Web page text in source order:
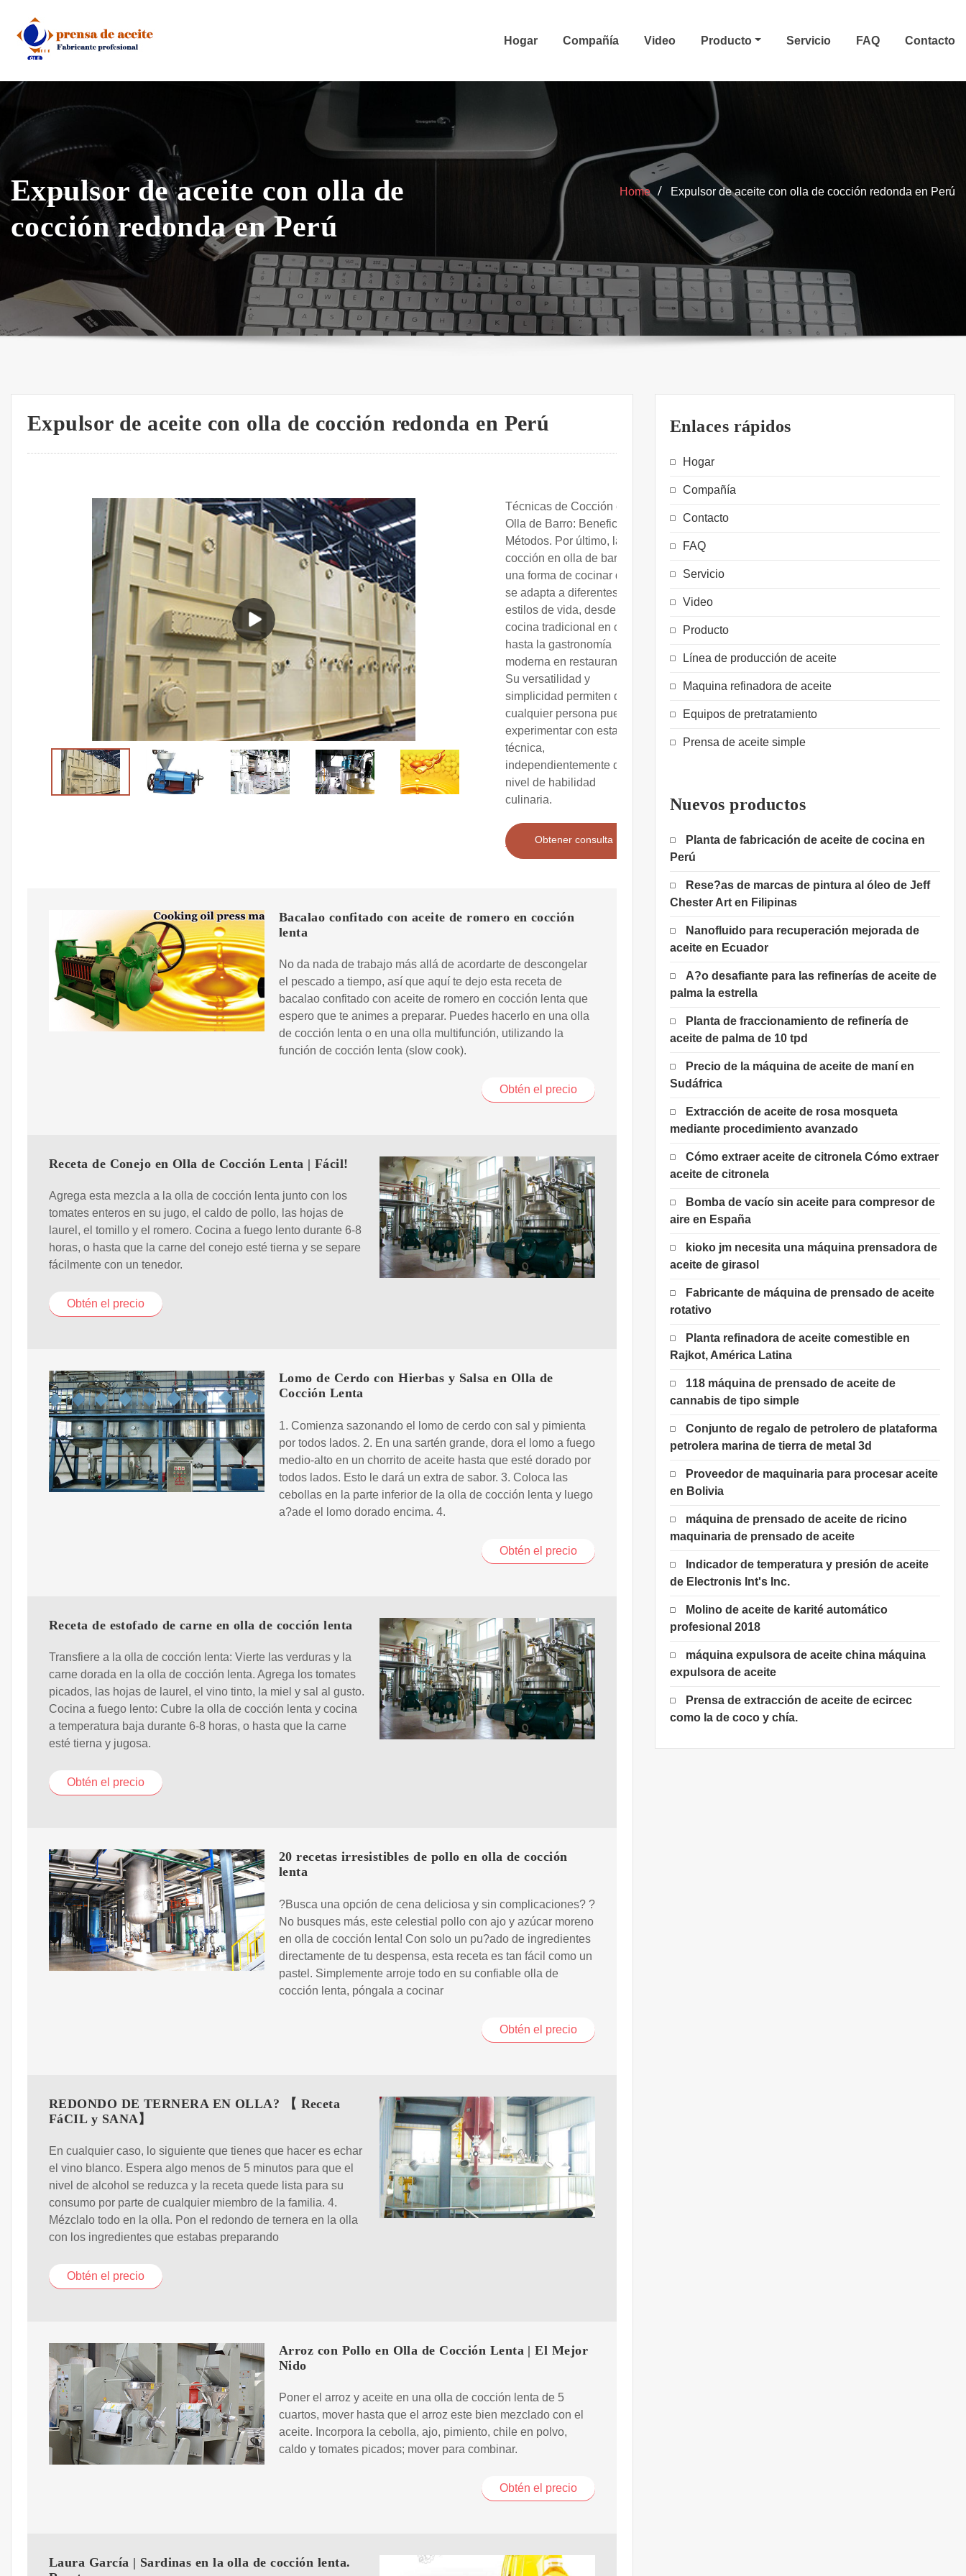
content
Hogar Compañía Video Producto Servicio FAQ Contacto
Expulsor de aceite con olla de
cocción redonda en Perú
Home Expulsor de aceite con olla de cocción redonda en Perú
Expulsor de aceite con olla de cocción redonda en Perú
Técnicas de Cocción en
Olla de Barro: Beneficios y
Métodos. Por último, la
cocción en olla de barro es
una forma de cocinar que
se adapta a diferentes
estilos de vida, desde la
cocina tradicional en casa
hasta la gastronomía
moderna en restaurantes.
Su versatilidad y
simplicidad permiten que
cualquier persona pueda
experimentar con esta
técnica,
independientemente de su
nivel de habilidad
culinaria.
Obtener consulta
Bacalao confitado con aceite de romero en cocción
lenta
No da nada de trabajo más allá de acordarte de descongelar
el pescado a tiempo, así que aquí te dejo esta receta de
bacalao confitado con aceite de romero en cocción lenta que
espero que te animes a preparar. Puedes hacerlo en una olla
de cocción lenta o en una olla multifunción, utilizando la
función de cocción lenta (slow cook).
Obtén el precio
Receta de Conejo en Olla de Cocción Lenta | Fácil!
Agrega esta mezcla a la olla de cocción lenta junto con los
tomates enteros en su jugo, el caldo de pollo, las hojas de
laurel, el tomillo y el romero. Cocina a fuego lento durante 6-8
horas, o hasta que la carne del conejo esté tierna y se separe
fácilmente con un tenedor.
Obtén el precio
Lomo de Cerdo con Hierbas y Salsa en Olla de
Cocción Lenta
1. Comienza sazonando el lomo de cerdo con sal y pimienta
por todos lados. 2. En una sartén grande, dora el lomo a fuego
medio-alto en un chorrito de aceite hasta que esté dorado por
todos lados. Esto le dará un extra de sabor. 3. Coloca las
cebollas en la parte inferior de la olla de cocción lenta y luego
a?ade el lomo dorado encima. 4.
Obtén el precio
Receta de estofado de carne en olla de cocción lenta
Transfiere a la olla de cocción lenta: Vierte las verduras y la
carne dorada en la olla de cocción lenta. Agrega los tomates
picados, las hojas de laurel, el vino tinto, la miel y sal al gusto.
Cocina a fuego lento: Cubre la olla de cocción lenta y cocina
a temperatura baja durante 6-8 horas, o hasta que la carne
esté tierna y jugosa.
Obtén el precio
20 recetas irresistibles de pollo en olla de cocción
lenta
?Busca una opción de cena deliciosa y sin complicaciones? ?
No busques más, este celestial pollo con ajo y azúcar moreno
en olla de cocción lenta! Con solo un pu?ado de ingredientes
directamente de tu despensa, esta receta es tan fácil como un
pastel. Simplemente arroje todo en su confiable olla de
cocción lenta, póngala a cocinar
Obtén el precio
REDONDO DE TERNERA EN OLLA? 【 Receta
FáCIL y SANA】
En cualquier caso, lo siguiente que tienes que hacer es echar
el vino blanco. Espera algo menos de 5 minutos para que el
nivel de alcohol se reduzca y la receta quede lista para su
consumo por parte de cualquier miembro de la familia. 4.
Mézclalo todo en la olla. Pon el redondo de ternera en la olla
con los ingredientes que estabas preparando
Obtén el precio
Arroz con Pollo en Olla de Cocción Lenta | El Mejor
Nido
Poner el arroz y aceite en una olla de cocción lenta de 5
cuartos, mover hasta que el arroz este bien mezclado con el
aceite. Incorpora la cebolla, ajo, pimiento, chile en polvo,
caldo y tomates picados; mover para combinar.
Obtén el precio
Laura García | Sardinas en la olla de cocción lenta.
Enlaces rápidos
Hogar
Compañía
Contacto
FAQ
Servicio
Video
Producto
Línea de producción de aceite
Maquina refinadora de aceite
Equipos de pretratamiento
Prensa de aceite simple
Nuevos productos
Planta de fabricación de aceite de cocina en
Perú
Rese?as de marcas de pintura al óleo de Jeff
Chester Art en Filipinas
Nanofluido para recuperación mejorada de
aceite en Ecuador
A?o desafiante para las refinerías de aceite de
palma la estrella
Planta de fraccionamiento de refinería de
aceite de palma de 10 tpd
Precio de la máquina de aceite de maní en
Sudáfrica
Extracción de aceite de rosa mosqueta
mediante procedimiento avanzado
Cómo extraer aceite de citronela Cómo extraer
aceite de citronela
Bomba de vacío sin aceite para compresor de
aire en España
kioko jm necesita una máquina prensadora de
aceite de girasol
Fabricante de máquina de prensado de aceite
rotativo
Planta refinadora de aceite comestible en
Rajkot, América Latina
118 máquina de prensado de aceite de
cannabis de tipo simple
Conjunto de regalo de petrolero de plataforma
petrolera marina de tierra de metal 3d
Proveedor de maquinaria para procesar aceite
en Bolivia
máquina de prensado de aceite de ricino
maquinaria de prensado de aceite
Indicador de temperatura y presión de aceite
de Electronis Int's Inc.
Molino de aceite de karité automático
profesional 2018
máquina expulsora de aceite china máquina
expulsora de aceite
Prensa de extracción de aceite de ecircec
como la de coco y chía.